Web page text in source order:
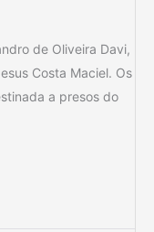
de Oliveira Davi,
Costa Maciel. Os
a presos do